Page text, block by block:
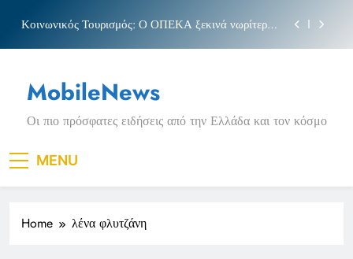
content
Κοινωνικός Τουρισμός: Ο ΟΠΕΚΑ ξεκινά νωρίτερα
Νέα Κρήτη: Σαρακήνικο και η φράση «Κρήτη
ΟΦΗ»
Πριγκιπάτο Στάδιο
Κοινωνικός Τουρισμός: Ο ΟΠΕΚΑ ξεκινά νωρίτερα
τις αιτήσεις
Μπέσσυ αργυράκη
Νέα Κρήτη: Σαρακήνικο και η φράση «Κρήτη
MobileNews
Οι πιο πρόσφατες ειδήσεις από την Ελλάδα και τον κόσμο
MENU
Home λένα φλυτζάνη